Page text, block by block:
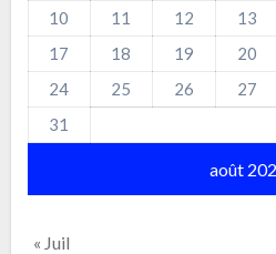
août
10
11 12 13
17
18 19 20
24
25 26 27
31
« Juil